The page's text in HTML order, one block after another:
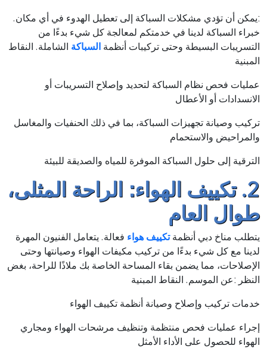
:يمكن أن تؤدي مشكلات السباكة إلى تعطيل الهدوء في أي مكان.
خبراء السباكة لدينا في خدمتكم لمعالجة كل شيء بدءًا من
التسريبات البسيطة وحتى تركيبات أنظمة السباكة الشاملة. النقاط
المبنية
عمليات فحص نظام السباكة لتحديد وإصلاح التسريبات أو
الانسدادات أو الأعطال
تركيب وصيانة تجهيزات السباكة، بما في ذلك الحنفيات والمغاسل
والمراحيض والاستحمام
الترقية إلى حلول السباكة الموفرة للمياه والصديقة للبيئة
2. تكييف الهواء: الراحة المثلى،
طوال العام
يتطلب مناخ دبي أنظمةتكييف هواء فعالة. يتعامل الفنيون المهرة
لدينا مع كل شيء بدءًا من تركيب مكيفات الهواء وصيانتها وحتى
الإصلاحات، مما يضمن بقاء المساحة الخاصة بك ملاذًا للراحة، بغض
النظر :عن الموسم. النقاط المبنية
خدمات تركيب وإصلاح وصيانة أنظمة تكييف الهواء
إجراء عمليات فحص منتظمة وتنظيف مرشحات الهواء ومجاري
الهواء للحصول على الأداء الأمثل